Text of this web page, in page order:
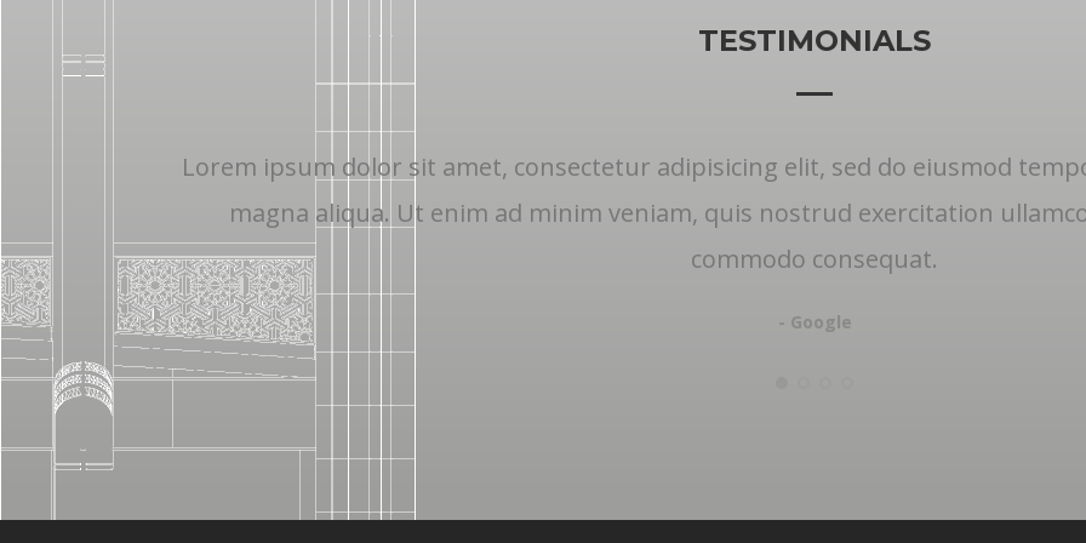
TESTIMONIALS
Lorem ipsum dolor sit amet, consectetur adipisicing elit, sed do eiusmod
magna aliqua. Ut enim ad minim veniam, quis nostrud exercitation
commodo consequat.
- Google